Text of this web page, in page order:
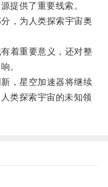
提供了重要线索。
，为人类探索宇宙奥
着重要意义，还对整
。
，星空加速器将继续
类探索宇宙的未知领